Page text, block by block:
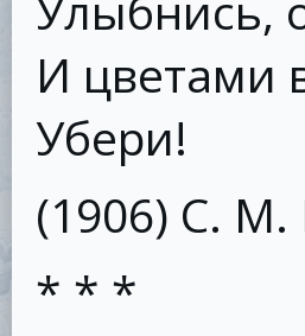
И цветами
Убери!
(1906) С. М.
* * *